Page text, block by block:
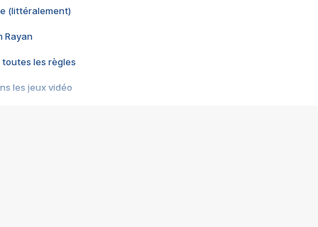
(littéralement)
Rayan
toutes les règles
les jeux vidéo